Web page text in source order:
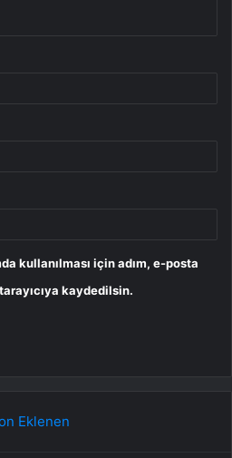
kullanılması için adım, e-posta
kaydedilsin.
Eklenen